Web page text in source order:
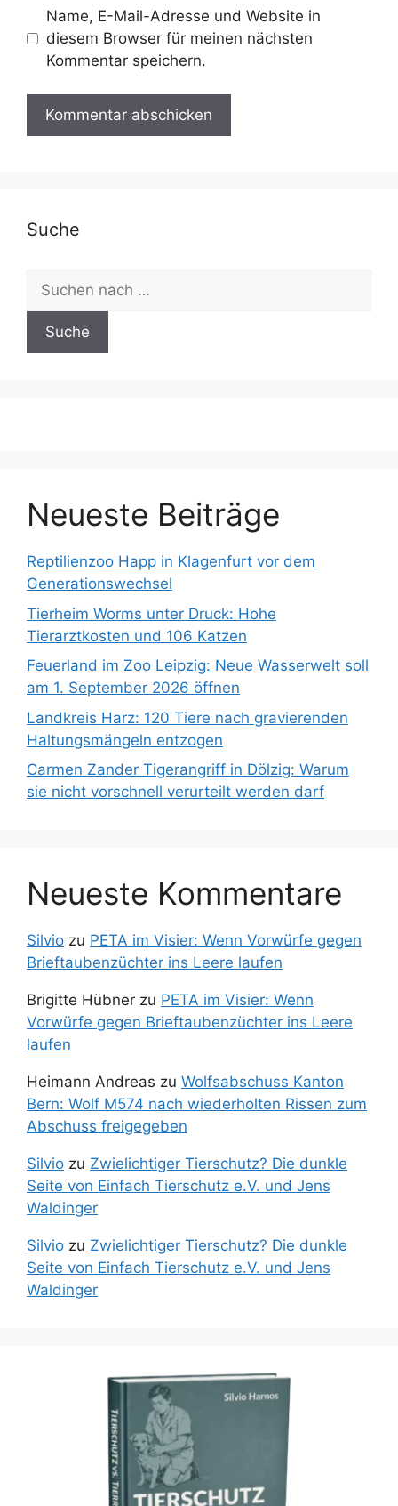
Name, E-Mail-Adresse und Website in
diesem Browser für meinen nächsten
Kommentar speichern.
Suche
Suchen
nach:
Neueste Beiträge
Reptilienzoo Happ in Klagenfurt vor dem
Generationswechsel
Tierheim Worms unter Druck: Hohe
Tierarztkosten und 106 Katzen
Feuerland im Zoo Leipzig: Neue Wasserwelt soll
am 1. September 2026 öffnen
Landkreis Harz: 120 Tiere nach gravierenden
Haltungsmängeln entzogen
Carmen Zander Tigerangriff in Dölzig: Warum
sie nicht vorschnell verurteilt werden darf
Neueste Kommentare
Silvio zu PETA im Visier: Wenn Vorwürfe gegen
Brieftaubenzüchter ins Leere laufen
Brigitte Hübner zu PETA im Visier: Wenn
Vorwürfe gegen Brieftaubenzüchter ins Leere
laufen
Heimann Andreas zu Wolfsabschuss Kanton
Bern: Wolf M574 nach wiederholten Rissen zum
Abschuss freigegeben
Silvio zu Zwielichtiger Tierschutz? Die dunkle
Seite von Einfach Tierschutz e.V. und Jens
Waldinger
Silvio zu Zwielichtiger Tierschutz? Die dunkle
Seite von Einfach Tierschutz e.V. und Jens
Waldinger